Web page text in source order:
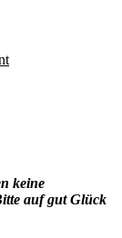
keine
auf gut Glück